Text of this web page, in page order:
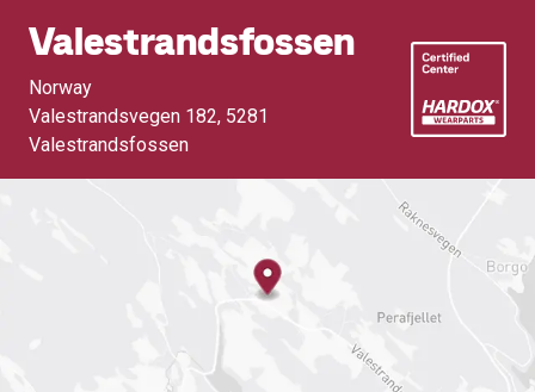
Valestrandsfossen
Norway
Valestrandsvegen 182, 5281
Valestrandsfossen